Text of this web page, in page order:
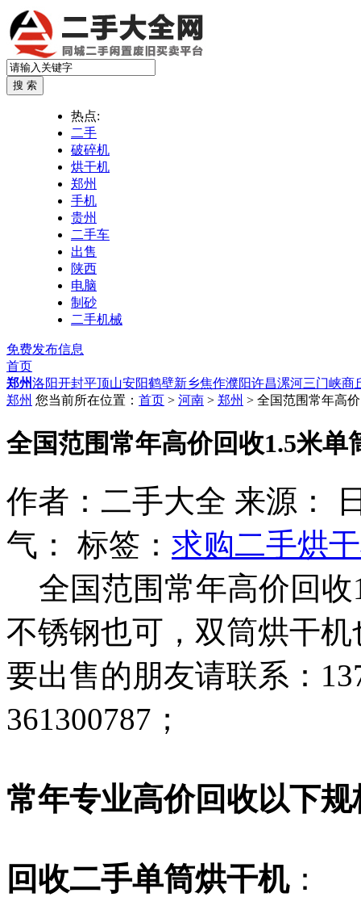
热点:
二手
破碎机
烘干机
郑州
手机
贵州
二手车
出售
陕西
电脑
制砂
二手机械
免费发布信息
首页
郑州洛阳开封平顶山安阳鹤壁新乡焦作濮阳许昌漯河三门峡商
郑州 您当前所在位置： 首页 > 河南 > 郑州 > 全国范围常年高
全国范围常年高价回收1.5米单
作者：二手大全 来源：
气：
标签： 求购二手烘
全国范围常年高价回收
不锈钢也可，双筒烘干
要出售的朋友请联系：
361300787；
常年专业高价回收以下
回收二手单筒烘干机：